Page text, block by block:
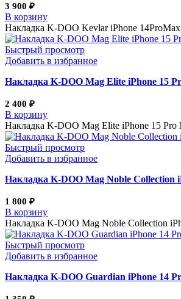
3 900 ₽
В корзину
Накладка K-DOO Kevlar iPhone
Быстрый просмотр
Добавить в избранное
Накладка K-DOO Mag Elite iPhone 15
2 400 ₽
В корзину
Накладка K-DOO Mag Elite iPhone 15
Быстрый просмотр
Добавить в избранное
Накладка K-DOO Mag Noble Collection
1 800 ₽
В корзину
Накладка K-DOO Mag Noble Collection
Быстрый просмотр
Добавить в избранное
Накладка K-DOO Guardian iPhone 14